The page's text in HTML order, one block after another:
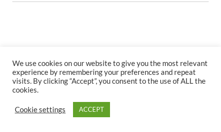
Copyright © 2026.
Stolz präsentiert
We use cookies on our website to give you the most relevant
experience by remembering your preferences and repeat
visits. By clicking “Accept”, you consent to the use of ALL the
cookies.
Cookie settings ACCEPT